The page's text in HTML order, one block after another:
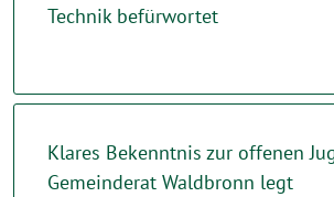
Technik befürwortet
Klares Bekenntnis zur offenen
Gemeinderat Waldbronn legt